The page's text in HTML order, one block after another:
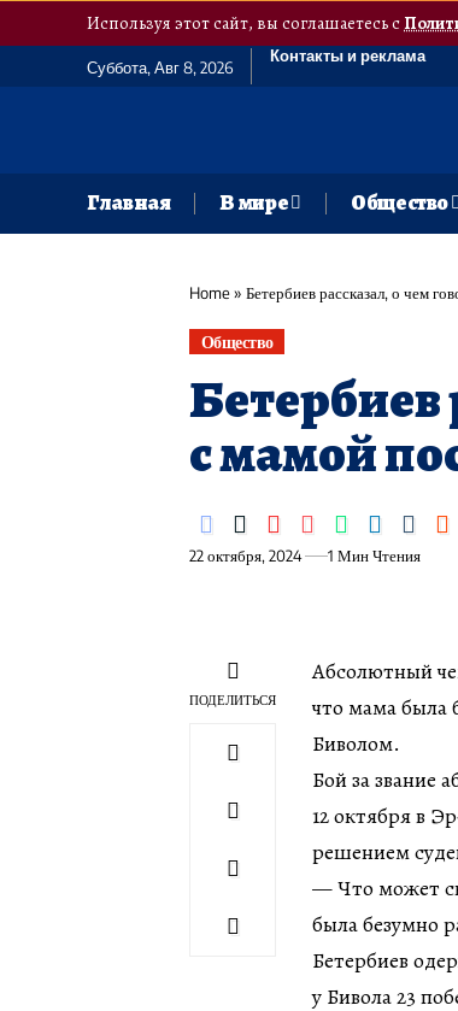
Используя этот сайт, вы соглашаетесь с
Суббота, Авг 8, 2026
Контакты и реклама
Главная В мире Общество
Home» Бетербиев рассказал, о чем
Общество
Бетербиев
с мамой
22 октября, 2024 1 Мин Чтения
ПОДЕЛИТЬСЯ
Абсолютный
что мама была
Биволом.
Бой за звание
12 октября в
решением
— Что может
была безумно
Бетербиев
у Бивола 23